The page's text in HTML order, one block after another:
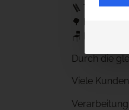
🪜
🌳 kleine
🪑
Durch die
Viele